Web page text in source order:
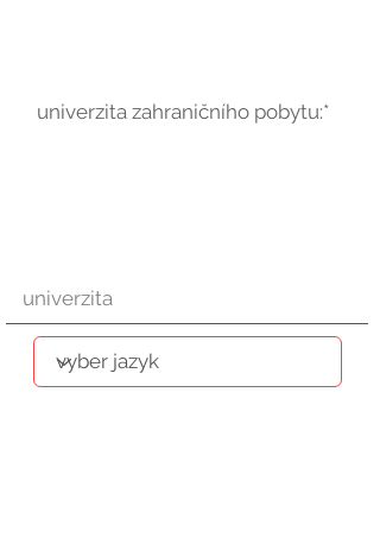
univerzita zahraničního pobytu:*